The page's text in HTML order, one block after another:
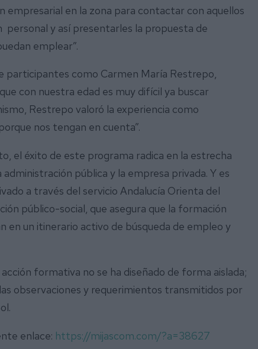
empresarial en la zona para contactar con aquellos
personal y así presentarles la propuesta de
emplear”.
participantes como Carmen María Restrepo,
con nuestra edad es muy difícil ya buscar
Restrepo valoró la experiencia como
nos tengan en cuenta”.
el éxito de este programa radica en la estrecha
pública y la empresa privada. Y es
a través del servicio Andalucía Orienta del
público-social, que asegura que la formación
en un itinerario activo de búsqueda de empleo y
formativa no se ha diseñado de forma aislada;
observaciones y requerimientos transmitidos por
enlace: https://mijascom.com/?a=38627